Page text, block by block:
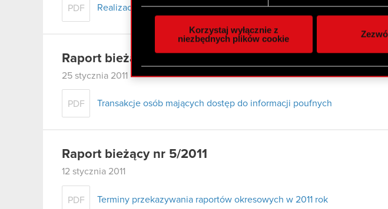
Wykorzystujemy pliki cookie do spersonalizowania
społecznościowym, reklamowym i analitycznym.
otrzymanymi od Ciebie lub uzyskanymi podczas
zgadasz się na używanie plików cookie.
Korzystaj wyłącznie z
niezbędnych plików cookie
PDF Realizacja praw z warrantów subskrypcyjnych serii H i objęcie akcji
Raport bieżący nr 6/2011
25 stycznia 2011
PDF Transakcje osób mających dostęp do informacji poufnych
Raport bieżący nr 5/2011
12 stycznia 2011
PDF Terminy przekazywania raportów okresowych w 2011 rok